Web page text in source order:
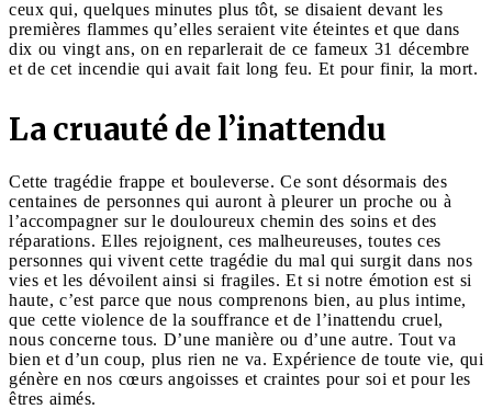
ceux qui, quelques minutes plus tôt, se disaient devant les
premières flammes qu’elles seraient vite éteintes et que dans
dix ou vingt ans, on en reparlerait de ce fameux 31 décembre
et de cet incendie qui avait fait long feu. Et pour finir, la mort.
La cruauté de l’inattendu
Cette tragédie frappe et bouleverse. Ce sont désormais des
centaines de personnes qui auront à pleurer un proche ou à
l’accompagner sur le douloureux chemin des soins et des
réparations. Elles rejoignent, ces malheureuses, toutes ces
personnes qui vivent cette tragédie du mal qui surgit dans nos
vies et les dévoilent ainsi si fragiles. Et si notre émotion est si
haute, c’est parce que nous comprenons bien, au plus intime,
que cette violence de la souffrance et de l’inattendu cruel,
nous concerne tous. D’une manière ou d’une autre. Tout va
bien et d’un coup, plus rien ne va. Expérience de toute vie, qui
génère en nos cœurs angoisses et craintes pour soi et pour les
êtres aimés.